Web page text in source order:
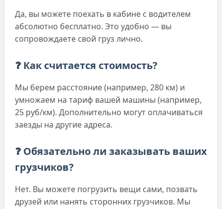
Да, вы можете поехать в кабине с водителем
абсолютно бесплатно. Это удобно — вы
сопровождаете свой груз лично.
❓ Как считается стоимость?
Мы берем расстояние (например, 280 км) и
умножаем на тариф вашей машины (например,
25 руб/км). Дополнительно могут оплачиваться
заезды на другие адреса.
❓ Обязательно ли заказывать ваших
грузчиков?
Нет. Вы можете погрузить вещи сами, позвать
друзей или нанять сторонних грузчиков. Мы